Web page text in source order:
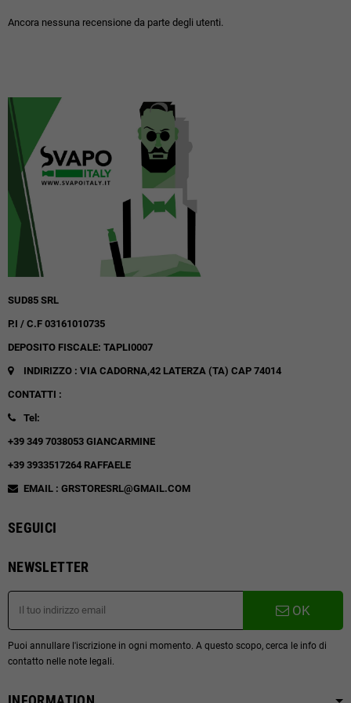
Ancora nessuna recensione da parte degli utenti.
SUD85 SRL
P.I / C.F 03161010735
DEPOSITO FISCALE: TAPLI0007
INDIRIZZO : VIA CADORNA,42 LATERZA (TA) CAP 74014
CONTATTI :
Tel:
+39 349 7038053 GIANCARMINE
+39 3933517264 RAFFAELE
EMAIL : GRSTORESRL@GMAIL.COM
SEGUICI
NEWSLETTER
OK
Puoi annullare l'iscrizione in ogni momento. A questo scopo, cerca le info di
contatto nelle note legali.